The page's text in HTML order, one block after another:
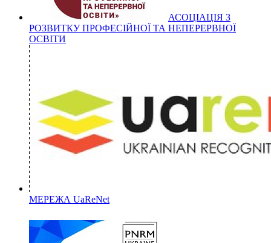
АСОЦІАЦІЯ З
РОЗВИТКУ ПРОФЕСІЙНОЇ ТА НЕПЕРЕРВНОЇ
ОСВІТИ
МЕРЕЖА UaReNet